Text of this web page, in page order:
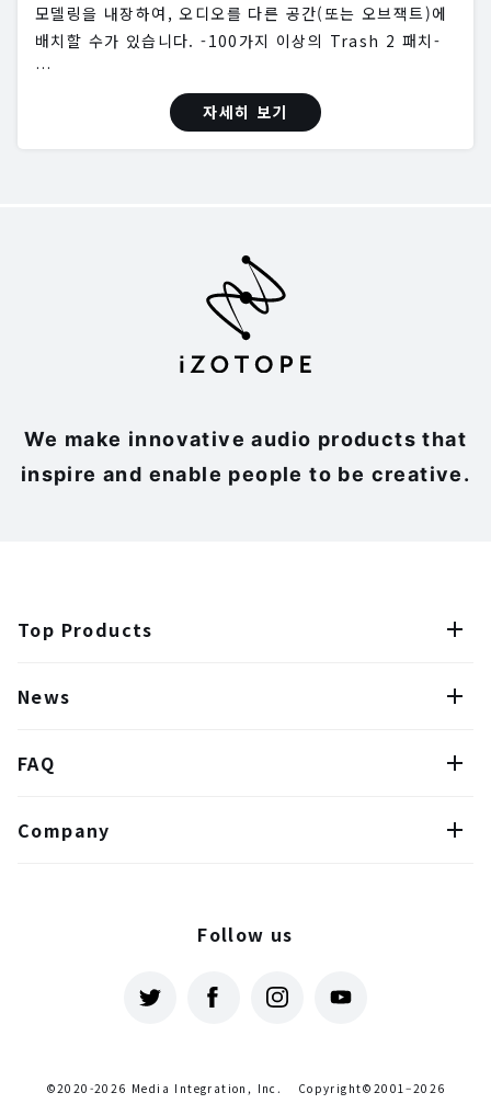
모델링을 내장하여, 오디오를 다른 공간(또는 오브잭트)에
배치할 수가 있습니다. -100가지 이상의 Trash 2 패치-
…
자세히 보기
We make innovative audio products that
inspire and enable people to be creative.
Top Products
News
FAQ
Company
Follow us
©2020-2026 Media Integration, Inc.
Copyright©2001–2026